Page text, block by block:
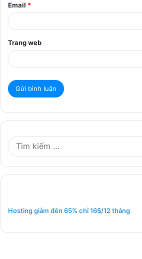
Email *
Trang web
Hosting giảm đến 65% chỉ 16$/12 tháng